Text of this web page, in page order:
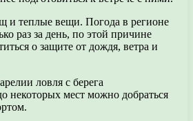
и теплые вещи. Погода в регионе
раз за день, по этой причине
о защите от дождя, ветра и
ловля с берега
некоторых мест можно добраться